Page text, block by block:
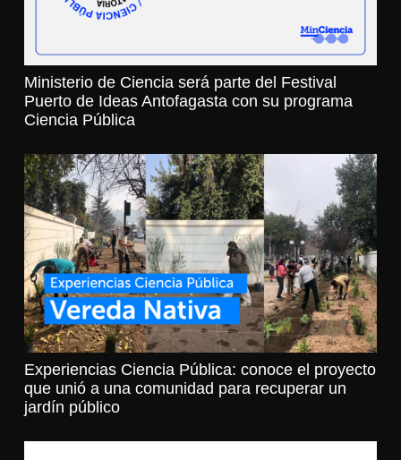
Ministerio de Ciencia será parte del Festival
Puerto de Ideas Antofagasta con su programa
Ciencia Pública
Experiencias Ciencia Pública: conoce el proyecto
que unió a una comunidad para recuperar un
jardín público